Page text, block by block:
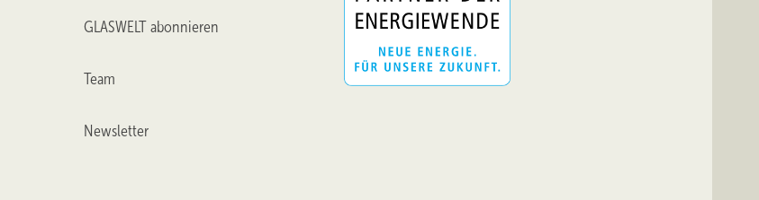
GLASWELT abonnieren
Team
Newsletter